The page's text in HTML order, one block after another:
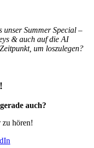
Summer Special –
& auch auf die AI
um loszulegen?
auch?
hören!